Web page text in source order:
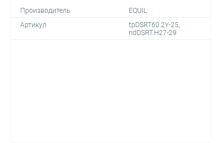
Производитель
EQUIL
Артикул
tpDSRT60.2Y-25,
ndDSRT.H27-29